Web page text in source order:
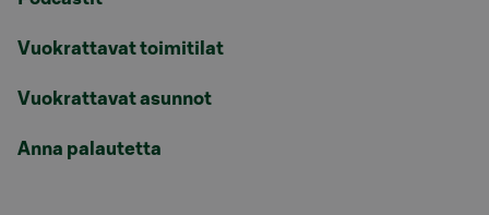
Vuokrattavat toimitilat
Vuokrattavat asunnot
Anna palautetta